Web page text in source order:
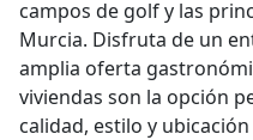
campos de golf y las
Murcia. Disfruta de un
amplia oferta
viviendas son la opción
calidad, estilo y